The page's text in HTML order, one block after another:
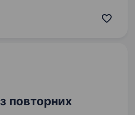
повторних